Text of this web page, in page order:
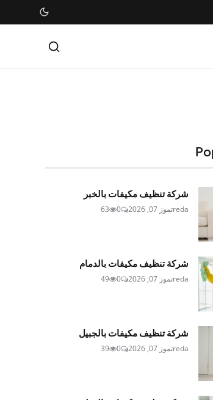
شركة تنظيف مكيفات بالخبر
redaتموز 07, 2026 0
63
شركة تنظيف مكيفات بالدمام
redaتموز 07, 2026 0
49
شركة تنظيف مكيفات بالجبيل
redaتموز 07, 2026 0
39